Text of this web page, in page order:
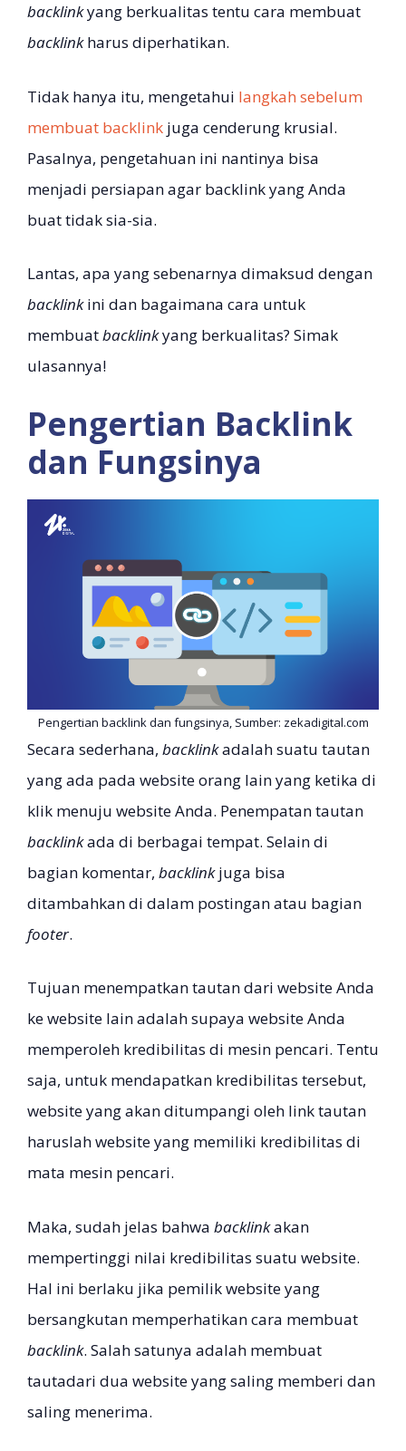
backlinkyang berkualitas tentu cara membuat
backlinkharus diperhatikan.
Tidak hanya itu, mengetahui langkah sebelum
membuat backlink juga cenderung krusial.
Pasalnya, pengetahuan ini nantinya bisa
menjadi persiapan agar backlink yang Anda
buat tidak sia-sia.
Lantas, apa yang sebenarnya dimaksud dengan
backlinkini dan bagaimana cara untuk
membuatbacklinkyang berkualitas? Simak
ulasannya!
Pengertian Backlink
dan Fungsinya
Pengertian backlink dan fungsinya, Sumber: zekadigital.com
Secara sederhana, backlinkadalah suatu tautan
yang ada pada website orang lain yang ketika di
klik menuju website Anda. Penempatan tautan
backlinkada di berbagai tempat. Selain di
bagian komentar, backlinkjuga bisa
ditambahkan di dalam postingan atau bagian
footer.
Tujuan menempatkan tautan dari website Anda
ke website lain adalah supaya website Anda
memperoleh kredibilitas di mesin pencari. Tentu
saja, untuk mendapatkan kredibilitas tersebut,
website yang akan ditumpangi oleh link tautan
haruslah website yang memiliki kredibilitas di
mata mesin pencari.
Maka, sudah jelas bahwa backlinkakan
mempertinggi nilai kredibilitas suatu website.
Hal ini berlaku jika pemilik website yang
bersangkutan memperhatikan cara membuat
backlink. Salah satunya adalah membuat
tautadari dua website yang saling memberi dan
saling menerima.